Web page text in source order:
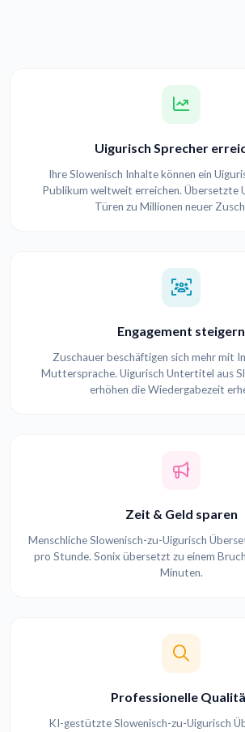
Uigurisch Sprecher
Ihre Slowenisch Inhalte können ein
Publikum weltweit erreichen. Übersetzte
Türen zu Millionen neuer
Engagement steigern
Zuschauer beschäftigen sich mehr mit
Muttersprache. Uigurisch Untertitel aus
erhöhen die Wiedergabezeit
Zeit & Geld sparen
Menschliche Slowenisch-zu-Uigurisch
pro Stunde. Sonix übersetzt zu einem
Minuten.
Professionelle
KI-gestützte Slowenisch-zu-Uigurisch